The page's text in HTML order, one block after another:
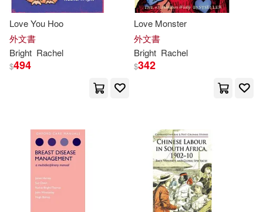
Love You Hoo
外文書
Bright Rachel
$494
Love Monster
外文書
Bright Rachel
$342